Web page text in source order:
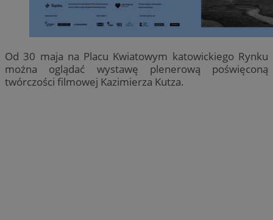
Od 30 maja na Placu Kwiatowym katowickiego Rynku
można oglądać wystawę plenerową poświęconą
twórczości filmowej Kazimierza Kutza.